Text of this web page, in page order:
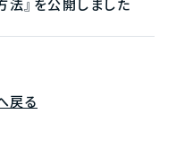
』を公開しました
戻る